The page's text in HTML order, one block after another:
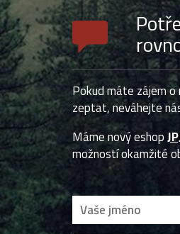
Pokud máte zájem o
zeptat, neváhejte
Máme nový eshop
možností okamžité